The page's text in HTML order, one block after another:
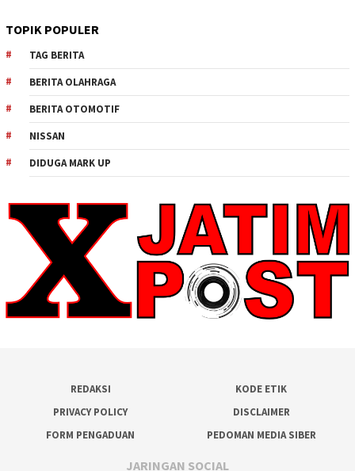
TOPIK POPULER
TAG BERITA
BERITA OLAHRAGA
BERITA OTOMOTIF
NISSAN
DIDUGA MARK UP
REDAKSI
KODE ETIK
PRIVACY POLICY
DISCLAIMER
FORM PENGADUAN
PEDOMAN MEDIA SIBER
JARINGAN SOCIAL